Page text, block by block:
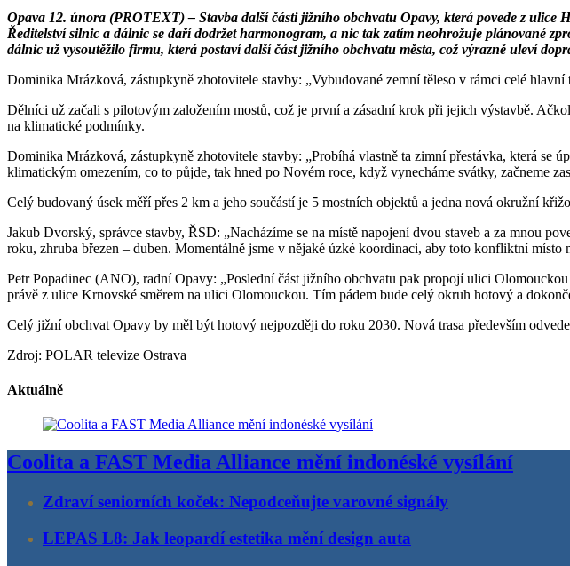
Opava 12. února (PROTEXT) – Stavba další části jižního obchvatu Opavy, která povede z ulice
Ředitelství silnic a dálnic se daří dodržet harmonogram, a nic tak zatím neohrožuje plánované
dálnic už vysoutěžilo firmu, která postaví další část jižního obchvatu města, což výrazně uleví
Dominika Mrázková, zástupkyně zhotovitele stavby: „Vybudované zemní těleso v rámci celé
Dělníci už začali s pilotovým založením mostů, což je první a zásadní krok při jejich výstavbě.
na klimatické podmínky.
Dominika Mrázková, zástupkyně zhotovitele stavby: „Probíhá vlastně ta zimní přestávka, která se
klimatickým omezením, co to půjde, tak hned po Novém roce, když vynecháme svátky, začneme
Celý budovaný úsek měří přes 2 km a jeho součástí je 5 mostních objektů a jedna nová okružní
Jakub Dvorský, správce stavby, ŘSD: „Nacházíme se na místě napojení dvou staveb a za mnou
roku, zhruba březen – duben. Momentálně jsme v nějaké úzké koordinaci, aby toto konfliktní místo
Petr Popadinec (ANO), radní Opavy: „Poslední část jižního obchvatu pak propojí ulici
právě z ulice Krnovské směrem na ulici Olomouckou. Tím pádem bude celý okruh hotový a
Celý jižní obchvat Opavy by měl být hotový nejpozději do roku 2030. Nová trasa především
Zdroj: POLAR televize Ostrava
Aktuálně
Coolita a FAST Media Alliance mění indonéské vysílání
Zdraví seniorních koček: Nepodceňujte varovné signály
LEPAS L8: Jak leopardí estetika mění design auta